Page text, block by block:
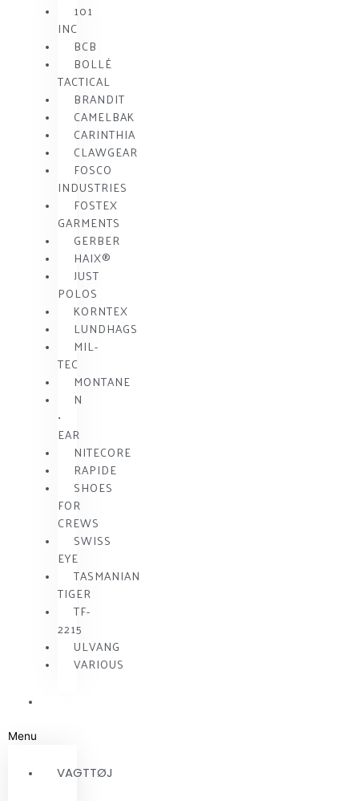
101
INC
BCB
BOLLÉ
TACTICAL
BRANDIT
CAMELBAK
CARINTHIA
CLAWGEAR
FOSCO
INDUSTRIES
FOSTEX
GARMENTS
GERBER
HAIX®
JUST
POLOS
KORNTEX
LUNDHAGS
MIL-
TEC
MONTANE
N
•
EAR
NITECORE
RAPIDE
SHOES
FOR
CREWS
SWISS
EYE
TASMANIAN
TIGER
TF-
2215
ULVANG
VARIOUS
Menu
VAGTTØJ